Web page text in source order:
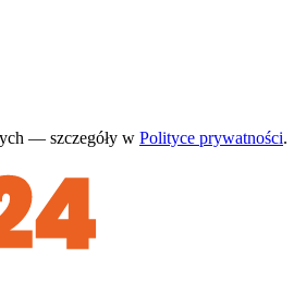
— szczegóły w Polityce prywatności.